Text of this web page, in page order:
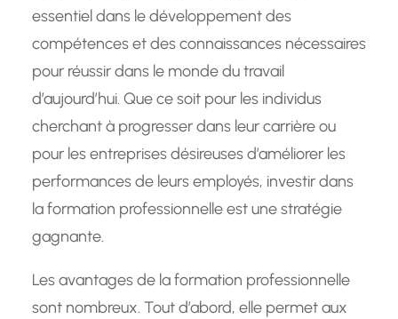
essentiel dans le développement des
compétences et des connaissances nécessaires
pour réussir dans le monde du travail
d’aujourd’hui. Que ce soit pour les individus
cherchant à progresser dans leur carrière ou
pour les entreprises désireuses d’améliorer les
performances de leurs employés, investir dans
la formation professionnelle est une stratégie
gagnante.
Les avantages de la formation professionnelle
sont nombreux. Tout d’abord, elle permet aux